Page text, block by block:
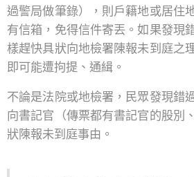
過警局做筆錄），則戶籍地或居住
有信箱，免得信件寄丟。如果發現
樣趕快具狀向地檢署陳報未到庭之
即可能遭拘提、通緝。
不論是法院或地檢署，民眾發現錯
向書記官（傳票都有書記官的股別
狀陳報未到庭事由。